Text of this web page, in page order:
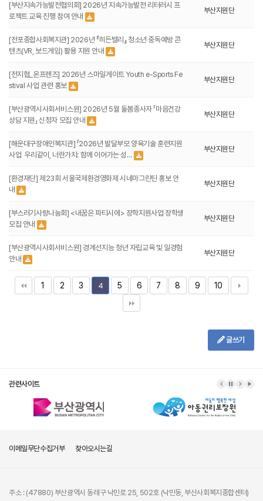
[부산지속가능발전협의회] 2026년 지속가능발전 리터러시 프
로젝트 교육 진행 참여 안내
부산지원단
[전포종합사회복지관] 2026년 『히든밸리』 청소년 중독예방 콘
텐츠(VR, 보드게임) 활용 지원 안내
부산지원단
[전지협_온프렌즈] 2026년 스마일게이트 Youth e-Sports Fe
stival 사업 관련 홍보
부산지원단
[부산광역시사회서비스원] 2026년 5월 돌봄종사자 「마음건강
상담 지원」 신청자 모집 안내
부산지원단
[해운대구장애인복지관] 「2026년 발달부모 양육기술 훈련지원
사업 ­ 우리같이, 너란가치: 함께 이어가는 성…
부산지원단
[환경재단] 제23회 서울국제환경영화제 시네마그린틴 홍보 안
내
부산지원단
[부스러기사랑나눔회] <내꿈은 파티시에> 장학지원사업 장학생
모집 안내
부산지원단
[부산광역시사회서비스원] 경계선지능 청년 자립교육 및 일경험
안내
부산지원단
1 2 3 4 5 6 7 8 9 10
글쓰기
관련사이트
이메일무단수집거부 찾아오시는길
주소 : (47880) 부산광역시 동래구 낙민로 25, 502호 (낙민동, 부산사회복지종합센터)